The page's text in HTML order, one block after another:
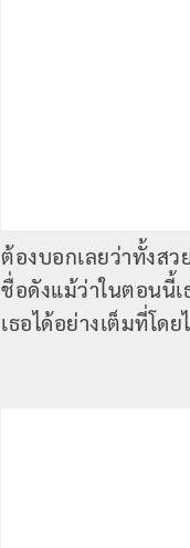
ต้องบอกเลยว่าทั้งส
ชื่อดังแม้ว่าในตอนนี้เ
เธอได้อย่างเต็มที่โด